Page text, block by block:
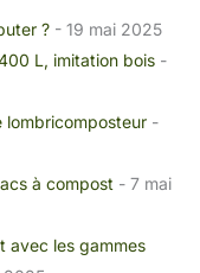
? - 19 mai 2025
L, imitation bois -
lombricomposteur -
à compost - 7 mai
avec les gammes